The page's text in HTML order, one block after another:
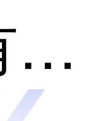
共有分类：AI智能抠图